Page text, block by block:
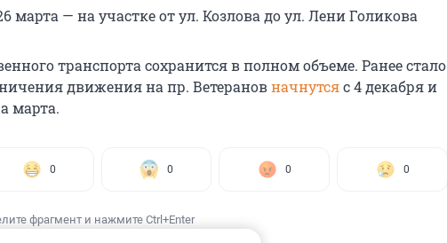
марта — на участке от ул. Козлова до ул. Лени Голикова
транспорта сохранится в полном объеме. Ранее стало
движения на пр. Ветерановначнутсяс 4 декабря и
марта.
0 0 0 0
фрагмент и нажмите Ctrl+Enter